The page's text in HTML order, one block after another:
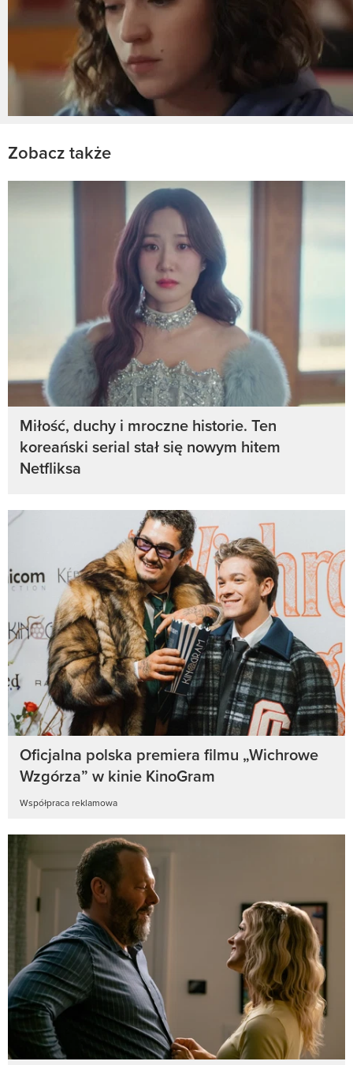
Zobacz także
Miłość, duchy i mroczne historie. Ten
koreański serial stał się nowym hitem
Netfliksa
Oficjalna polska premiera filmu „Wichrowe
Wzgórza” w kinie KinoGram
Współpraca reklamowa